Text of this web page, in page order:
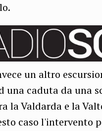
un altro
una caduta da una
la Valdarda e la
caso l'intervento